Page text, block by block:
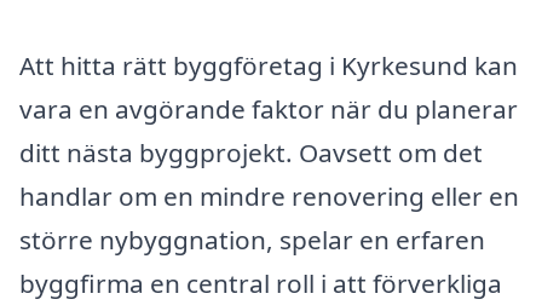
Att hitta rätt byggföretag i Kyrkesund kan
vara en avgörande faktor när du planerar
ditt nästa byggprojekt. Oavsett om det
handlar om en mindre renovering eller en
större nybyggnation, spelar en erfaren
byggfirma en central roll i att förverkliga